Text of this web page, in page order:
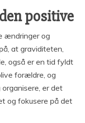
positive
ændringer og
at graviditeten,
også er en tid fyldt
forældre, og
er det
og fokusere på det